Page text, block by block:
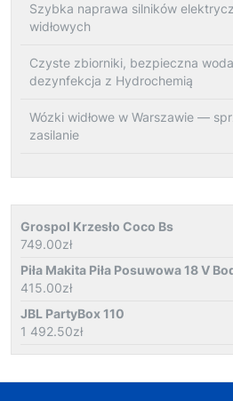
Szybka naprawa silników
widłowych
Czyste zbiorniki, bezpieczna
dezynfekcja z Hydrochemią
Wózki widłowe w Warszawie —
zasilanie
Grospol Krzesło Coco Bs
749.00zł
Piła Makita Piła Posuwowa 18 V
415.00zł
JBL PartyBox 110
1 492.50zł